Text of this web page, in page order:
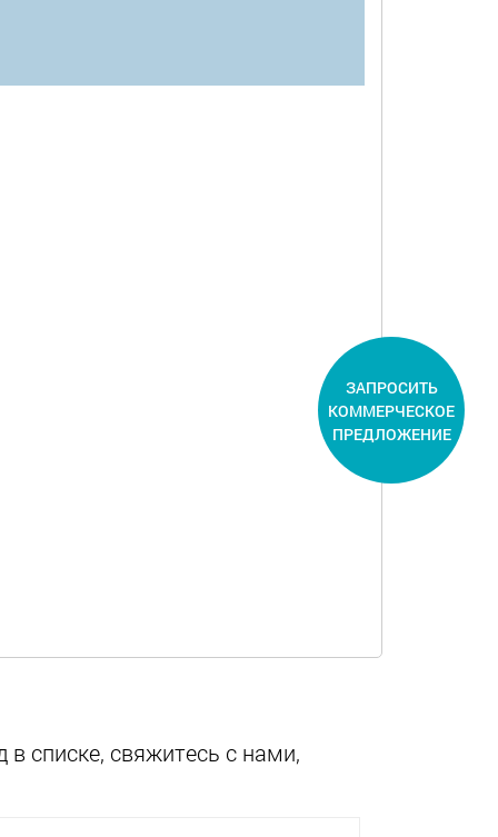
списке, свяжитесь с нами,
ЗАПРОСИТЬ
КОММЕРЧЕСКОЕ
ПРЕДЛОЖЕНИЕ